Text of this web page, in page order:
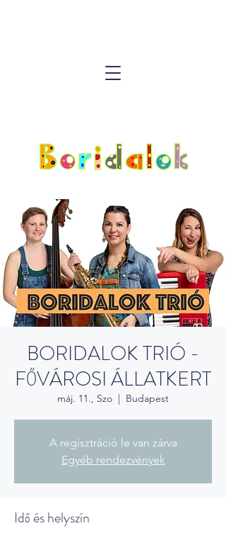
BORIDALOK TRIÓ -
FŐVÁROSI ÁLLATKERT
máj. 11., Szo
  |
Budapest
A regisztráció le van zárva
Egyéb rendezvények
Idő és helyszín